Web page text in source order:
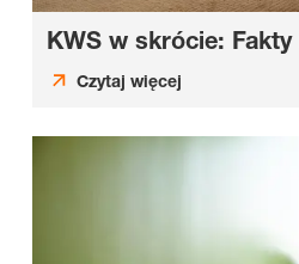
KWS w skrócie:
Czytaj więcej